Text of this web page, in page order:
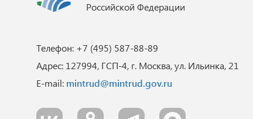
Российской Федерации
Телефон: +7 (495) 587-88-89
Адрес: 127994, ГСП-4, г. Москва, ул. Ильинка, 21
E-mail: mintrud@mintrud.gov.ru